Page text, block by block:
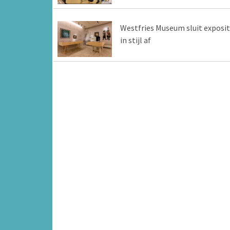
Westfries Museum sluit
in stijl af